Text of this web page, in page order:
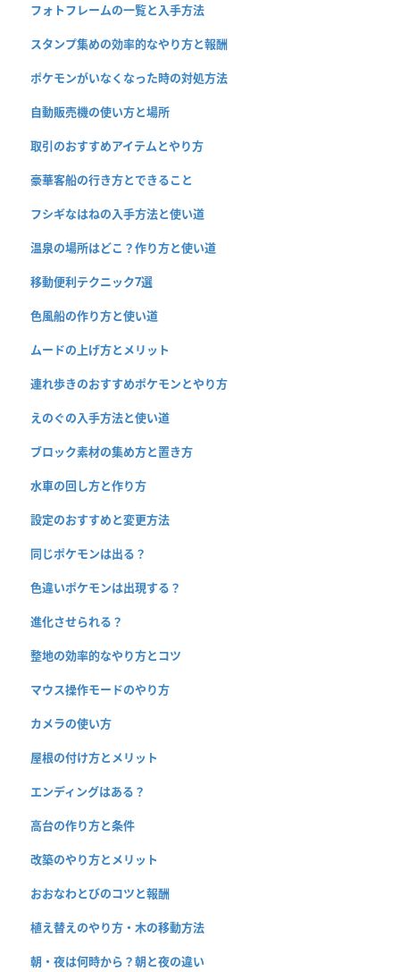
フォトフレームの一覧と入手方法
スタンプ集めの効率的なやり方と報酬
ポケモンがいなくなった時の対処方法
自動販売機の使い方と場所
取引のおすすめアイテムとやり方
豪華客船の行き方とできること
フシギなはねの入手方法と使い道
温泉の場所はどこ？作り方と使い道
移動便利テクニック7選
色風船の作り方と使い道
ムードの上げ方とメリット
連れ歩きのおすすめポケモンとやり方
えのぐの入手方法と使い道
ブロック素材の集め方と置き方
水車の回し方と作り方
設定のおすすめと変更方法
同じポケモンは出る？
色違いポケモンは出現する？
進化させられる？
整地の効率的なやり方とコツ
マウス操作モードのやり方
カメラの使い方
屋根の付け方とメリット
エンディングはある？
高台の作り方と条件
改築のやり方とメリット
おおなわとびのコツと報酬
植え替えのやり方・木の移動方法
朝・夜は何時から？朝と夜の違い